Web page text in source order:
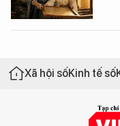
Xã hội sốKinh tế số